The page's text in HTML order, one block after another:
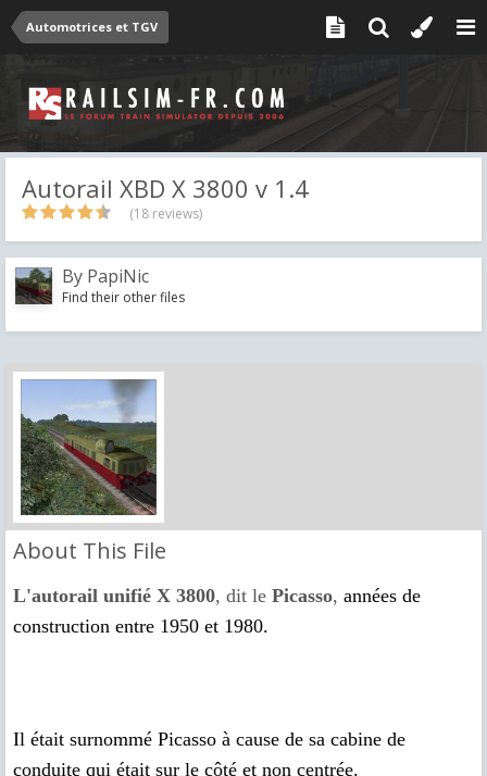
Automotrices et TGV
Autorail XBD X 3800 v 1.4
(18 reviews)
By PapiNic
Find their other files
About This File
L'autorail unifié X 3800, dit le Picasso, années de
construction entre 1950 et 1980.
Il était surnommé Picasso à cause de sa cabine de
conduite qui était sur le côté et non centrée.